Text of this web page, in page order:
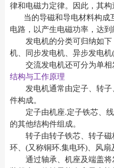
律和电磁力定律。因此，其
当的导磁和导电材料构成
电路，以产生电磁功率，达到
发电机的分类可归纳如下
机、同步发电机、异步发电机
交流发电机还可分为单相
结构与工作原理
发电机通常由定子、转子
件构成。
定子由机座.定子铁芯、线
的其他结构件组成。
转子由转子铁芯、转子磁
环、(又称铜环.集电环)、风扇
通过轴承、机座及端盖将